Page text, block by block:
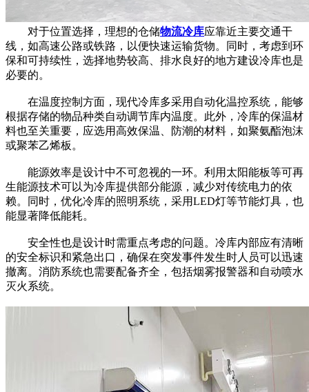
对于位置选择，理想的仓储物流冷库应靠近主要交通干
线，如高速公路或铁路，以便快速运输货物。同时，考虑到环
保和可持续性，选择地势较高、排水良好的地方建设冷库也是
必要的。
在温度控制方面，现代冷库多采用自动化温控系统，能够
根据存储的物品种类自动调节库内温度。此外，冷库的保温材
料也至关重要，应选用高效保温、防潮的材料，如聚氨酯泡沫
或聚苯乙烯板。
能源效率是设计中不可忽视的一环。利用太阳能板等可再
生能源技术可以为冷库提供部分能源，减少对传统电力的依
赖。同时，优化冷库的照明系统，采用LED灯等节能灯具，也
能显著降低能耗。
安全性也是设计时需重点考虑的问题。冷库内部应有清晰
的安全标识和紧急出口，确保在突发事件发生时人员可以迅速
撤离。消防系统也需要配备齐全，包括烟雾报警器和自动喷水
灭火系统。